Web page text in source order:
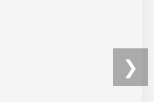
❯